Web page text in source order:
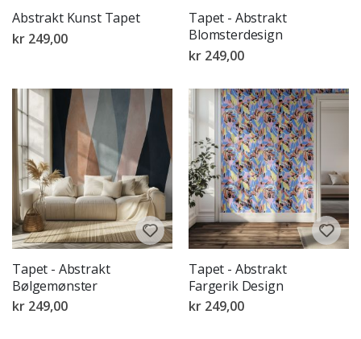
Abstrakt Kunst Tapet
kr 249,00
Tapet - Abstrakt
Blomsterdesign
kr 249,00
Tapet - Abstrakt
Bølgemønster
kr 249,00
Tapet - Abstrakt
Fargerik Design
kr 249,00